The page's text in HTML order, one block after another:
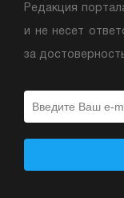
Редакция
и не несет
за